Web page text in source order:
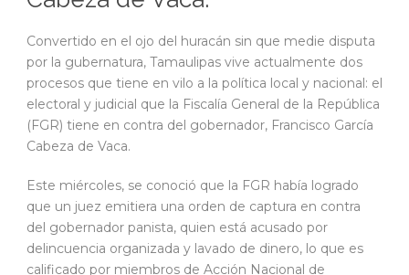
Convertido en el ojo del huracán sin que medie disputa
por la gubernatura, Tamaulipas vive actualmente dos
procesos que tiene en vilo a la política local y nacional: el
electoral y judicial que la Fiscalía General de la República
(FGR) tiene en contra del gobernador, Francisco García
Cabeza de Vaca.
Este miércoles, se conoció que la FGR había logrado
que un juez emitiera una orden de captura en contra
del gobernador panista, quien está acusado por
delincuencia organizada y lavado de dinero, lo que es
calificado por miembros de Acción Nacional de